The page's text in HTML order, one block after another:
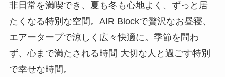
非日常を満喫でき、夏も冬も心地よく、ずっと居
たくなる特別な空間。AIR Blockで贅沢なお昼寝、
エアータープで涼しく広々快適に。季節を問わ
ず、心まで満たされる時間 大切な人と過ごす特別
で幸せな時間。